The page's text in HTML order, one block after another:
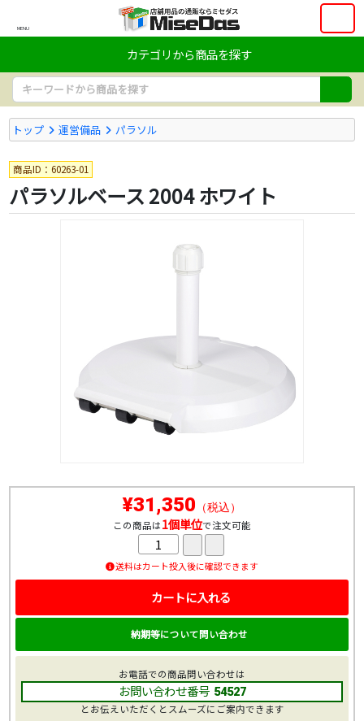
MENU
カテゴリから商品を探す
トップ 運営備品 パラソル
商品ID：60263-01
パラソルベース 2004 ホワイト
¥31,350 （税込）
この商品は1個単位で注文可能
送料はカート投入後に確認できます
カートに入れる
納期等について問い合わせ
お電話での商品問い合わせは
お問い合わせ番号 54527
とお伝えいただくとスムーズにご案内できます